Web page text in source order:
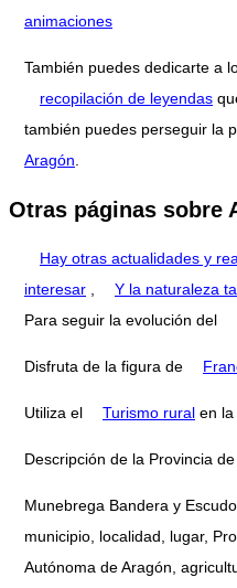
animaciones
También puedes dedicarte a
recopilación de leyendas
también puedes perseguir la
Aragón
Otras páginas sobre
Hay otras actualidades y
interesar
Y la naturaleza
Para seguir la evolución del
Disfruta de la figura de
Utiliza el Turismo rural en la
Descripción de la Provincia de
Munebrega Bandera y
municipio, localidad, lugar,
Autónoma de Aragón,